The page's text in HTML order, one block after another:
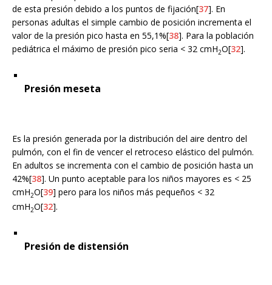
de esta presión debido a los puntos de fijación[37]. En
personas adultas el simple cambio de posición incrementa el
valor de la presión pico hasta en 55,1%[38]. Para la población
pediátrica el máximo de presión pico seria < 32 cmH2O[32].
Presión meseta
Es la presión generada por la distribución del aire dentro del
pulmón, con el fin de vencer el retroceso elástico del pulmón.
En adultos se incrementa con el cambio de posición hasta un
42%[38]. Un punto aceptable para los niños mayores es < 25
cmH2O[39] pero para los niños más pequeños < 32
cmH2O[32].
Presión de distensión